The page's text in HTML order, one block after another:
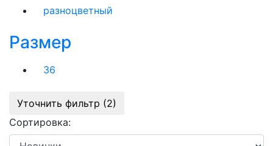
разноцветный
Размер
36
Уточнить фильтр (2)
Сортировка: